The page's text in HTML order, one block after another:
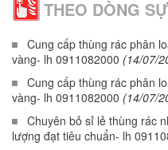
THEO DÒNG
Cung cấp thùng rác phân
vàng- lh 0911082000 (14/07/
Cung cấp thùng rác phân
vàng- lh 0911082000 (14/07/
Chuyên bỏ sỉ lẻ thùng rác
lượng đạt tiêu chuẩn- lh